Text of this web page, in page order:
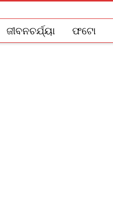
ଜୀବନଚର୍ଯ୍ୟା ଫଟୋ